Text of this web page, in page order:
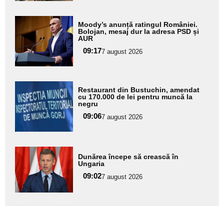
Adaugă
aici textul
pentru
subtitlu
Moody’s anunță ratingul României.
Bolojan, mesaj dur la adresa PSD și
AUR
09:177 august 2026
Adaugă
aici textul
pentru
subtitlu
Restaurant din Bustuchin, amendat
cu 170.000 de lei pentru muncă la
negru
09:067 august 2026
Adaugă
aici textul
pentru
subtitlu
Dunărea începe să crească în
Ungaria
09:027 august 2026